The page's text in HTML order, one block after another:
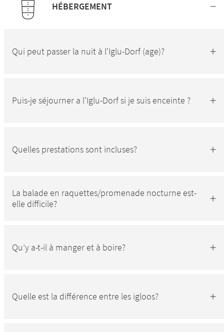
HÉBERGEMENT
Qui peut passer la nuit à l'Iglu-Dorf (age)?
Puis-je séjourner a l'Iglu-Dorf si je suis enceinte ?
Quelles prestations sont incluses?
La balade en raquettes/promenade nocturne est-
elle difficile?
Qu’y a-t-il à manger et à boire?
Quelle est la différence entre les igloos?